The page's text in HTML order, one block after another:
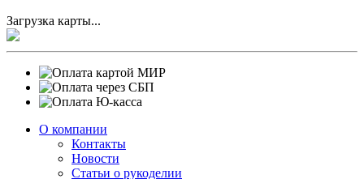
Загрузка карты...
О компании
Контакты
Новости
Статьи о рукоделии